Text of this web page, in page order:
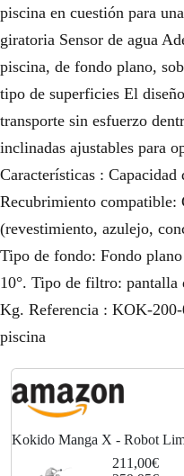
piscina en cuestión para
giratoria Sensor de agua
piscina, de fondo plano,
tipo de superficies El
transporte sin esfuerzo
inclinadas ajustables para
Características :
Recubrimiento compatible:
(revestimiento, azulejo,
Tipo de fondo: Fondo
10°. Tipo de filtro: pantalla
Kg. Referencia : KOK-
piscina
Kokido Manga X - Robot
sin Mangueras, Bateria
90 min. Funcionamiento,...
211,00€